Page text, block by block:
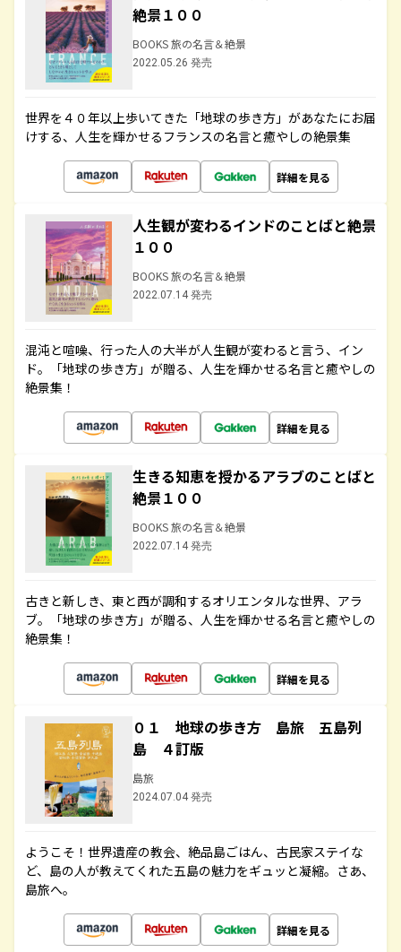
絶景１００
BOOKS 旅の名言＆絶景
2022.05.26 発売
世界を４０年以上歩いてきた「地球の歩き方」があなたにお届
けする、人生を輝かせるフランスの名言と癒やしの絶景集
詳細を見る
人生観が変わるインドのことばと絶景
１００
BOOKS 旅の名言＆絶景
2022.07.14 発売
混沌と喧噪、行った人の大半が人生観が変わると言う、イン
ド。「地球の歩き方」が贈る、人生を輝かせる名言と癒やしの
絶景集！
詳細を見る
生きる知恵を授かるアラブのことばと
絶景１００
BOOKS 旅の名言＆絶景
2022.07.14 発売
古きと新しき、東と西が調和するオリエンタルな世界、アラ
ブ。「地球の歩き方」が贈る、人生を輝かせる名言と癒やしの
絶景集！
詳細を見る
０１ 地球の歩き方 島旅 五島列
島 ４訂版
島旅
2024.07.04 発売
ようこそ！世界遺産の教会、絶品島ごはん、古民家ステイな
ど、島の人が教えてくれた五島の魅力をギュッと凝縮。さあ、
島旅へ。
詳細を見る